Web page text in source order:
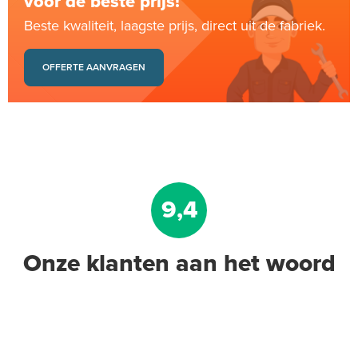
Beste kwaliteit, laagste prijs, direct uit de fabriek.
OFFERTE AANVRAGEN
9,4
Onze klanten aan het woord